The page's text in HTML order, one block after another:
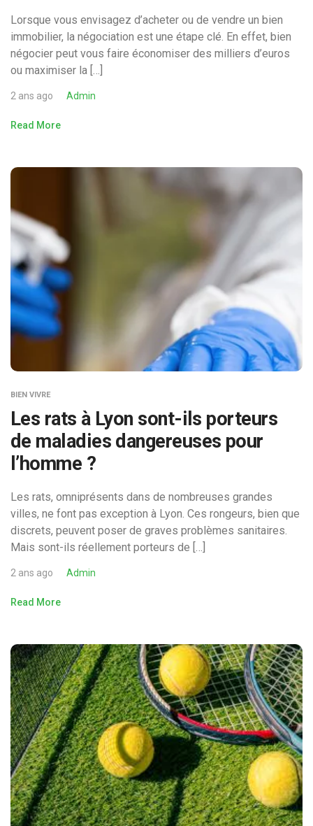
Lorsque vous envisagez d’acheter ou de vendre un bien
immobilier, la négociation est une étape clé. En effet, bien
négocier peut vous faire économiser des milliers d’euros
ou maximiser la […]
2 ans ago Admin
Read More
BIEN VIVRE
Les rats à Lyon sont-ils porteurs
de maladies dangereuses pour
l’homme ?
Les rats, omniprésents dans de nombreuses grandes
villes, ne font pas exception à Lyon. Ces rongeurs, bien que
discrets, peuvent poser de graves problèmes sanitaires.
Mais sont-ils réellement porteurs de […]
2 ans ago Admin
Read More